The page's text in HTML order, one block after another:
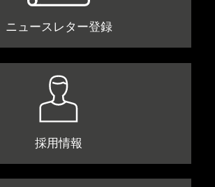
ニュースレター登録
採用情報